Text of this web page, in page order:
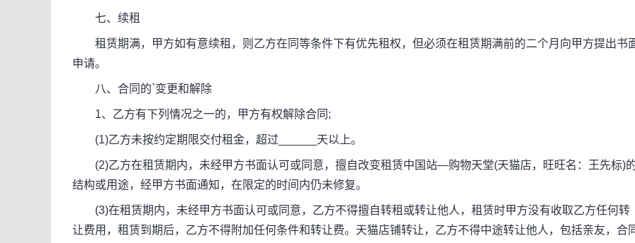
七、续租
租赁期满，甲方如有意续租，则乙方在同等条件下有优先租权，但必须在租赁期满前的二个月向甲方提出书
申请。
八、合同的`变更和解除
1、乙方有下列情况之一的，甲方有权解除合同;
(1)乙方未按约定期限交付租金，超过______天以上。
(2)乙方在租赁期内，未经甲方书面认可或同意，擅自改变租赁中国站—购物天堂(天猫店，旺旺名：王先标)
结构或用途，经甲方书面通知，在限定的时间内仍未修复。
(3)在租赁期内，未经甲方书面认可或同意，乙方不得擅自转租或转让他人，租赁时甲方没有收取乙方任何转
让费用，租赁到期后，乙方不得附加任何条件和转让费。天猫店铺转让，乙方不得中途转让他人，包括亲友，合